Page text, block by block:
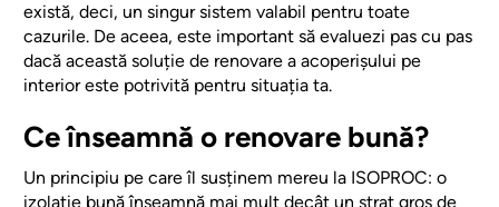
există, deci, un singur sistem valabil pentru toate
cazurile. De aceea, este important să evaluezi pas cu pas
dacă această soluție de renovare a acoperișului pe
interior este potrivită pentru situația ta.
Ce înseamnă o renovare bună?
Un principiu pe care îl susținem mereu la ISOPROC: o
izolație bună înseamnă mai mult decât un strat gros de